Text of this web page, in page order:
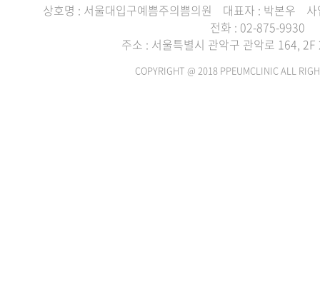
상호명 : 서울대입구예쁨주의쁨의원 대표자 : 박본우
전화 : 02-875-9930
주소 : 서울특별시 관악구 관악로 164,
COPYRIGHT @ 2018 PPEUMCLINIC ALL